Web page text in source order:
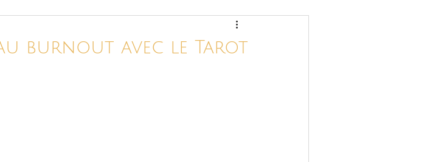
burnout avec le Tarot